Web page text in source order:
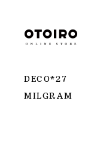
DECO*27
MILGRAM